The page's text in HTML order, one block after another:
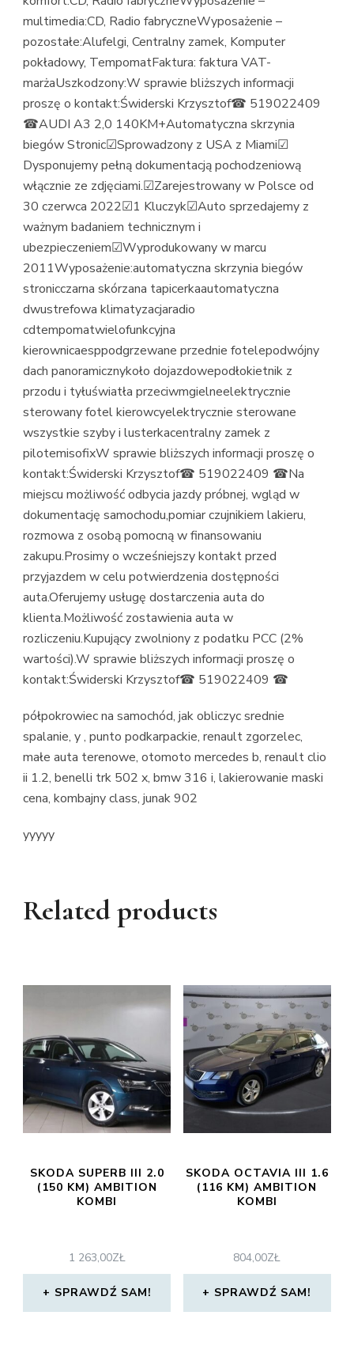
multimedia:CD, Radio fabryczneWyposażenie –
pozostałe:Alufelgi, Centralny zamek, Komputer
pokładowy, TempomatFaktura: faktura VAT-
marżaUszkodzony:W sprawie bliższych informacji
proszę o kontakt:Świderski Krzysztof☎ 519022409
☎AUDI A3 2,0 140KM+Automatyczna skrzynia
biegów Stronic☑Sprowadzony z USA z Miami☑
Dysponujemy pełną dokumentacją pochodzeniową
włącznie ze zdjęciami.☑Zarejestrowany w Polsce od
30 czerwca 2022☑1 Kluczyk☑Auto sprzedajemy z
ważnym badaniem technicznym i
ubezpieczeniem☑Wyprodukowany w marcu
2011Wyposażenie:automatyczna skrzynia biegów
stronicczarna skórzana tapicerkaautomatyczna
dwustrefowa klimatyzacjaradio
cdtempomatwielofunkcyjna
kierownicaesppodgrzewane przednie fotelepodwójny
dach panoramicznykoło dojazdowepodłokietnik z
przodu i tyłuświatła przeciwmgielneelektrycznie
sterowany fotel kierowcyelektrycznie sterowane
wszystkie szyby i lusterkacentralny zamek z
pilotemisofixW sprawie bliższych informacji proszę o
kontakt:Świderski Krzysztof☎ 519022409 ☎Na
miejscu możliwość odbycia jazdy próbnej, wgląd w
dokumentację samochodu,pomiar czujnikiem lakieru,
rozmowa z osobą pomocną w finansowaniu
zakupu.Prosimy o wcześniejszy kontakt przed
przyjazdem w celu potwierdzenia dostępności
auta.Oferujemy usługę dostarczenia auta do
klienta.Możliwość zostawienia auta w
rozliczeniu.Kupujący zwolniony z podatku PCC (2%
wartości).W sprawie bliższych informacji proszę o
kontakt:Świderski Krzysztof☎ 519022409 ☎
półpokrowiec na samochód, jak obliczyc srednie
spalanie, y , punto podkarpackie, renault zgorzelec,
małe auta terenowe, otomoto mercedes b, renault clio
ii 1.2, benelli trk 502 x, bmw 316 i, lakierowanie maski
cena, kombajny class, junak 902
yyyyy
Related products
SKODA SUPERB III 2.0
(150 KM) AMBITION
KOMBI
1 263,00ZŁ
SPRAWDŹ SAM!
SKODA OCTAVIA III 1.6
(116 KM) AMBITION
KOMBI
804,00ZŁ
SPRAWDŹ SAM!